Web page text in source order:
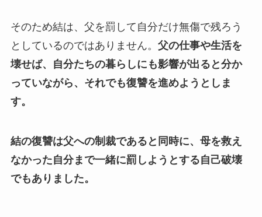
そのため結は、父を罰して自分だけ無傷で残ろう
としているのではありません。 父の仕事や生活を
壊せば、自分たちの暮らしにも影響が出ると分か
っていながら、それでも復讐を進めようとしま
す。
結の復讐は父への制裁であると同時に、母を救え
なかった自分まで一緒に罰しようとする自己破壊
でもありました。